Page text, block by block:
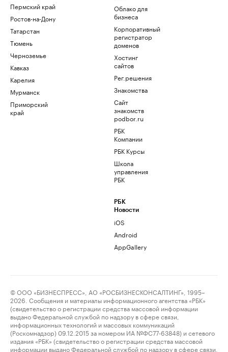
Пермский край
Ростов-на-Дону
Татарстан
Тюмень
Черноземье
Кавказ
Карелия
Мурманск
Приморский
край
Облако для
бизнеса
Корпоративный
регистратор
доменов
Хостинг
сайтов
Рег.решения
Знакомства
Сайт
знакомств
podbor.ru
РБК
Компании
РБК Курсы
Школа
управления
РБК
РБК
Новости
iOS
Android
AppGallery
© ООО «БИЗНЕСПРЕСС», АО «РОСБИЗНЕСКОНСАЛТИНГ», 1995–
2026. Сообщения и материалы информационного агентства «РБК»
(свидетельство о регистрации средства массовой информации
выдано Федеральной службой по надзору в сфере связи,
информационных технологий и массовых коммуникаций
(Роскомнадзор) 09.12.2015 за номером ИА №ФС77-63848) и сетевого
издания «РБК» (свидетельство о регистрации средства массовой
информации выдано Федеральной службой по надзору в сфере связи,